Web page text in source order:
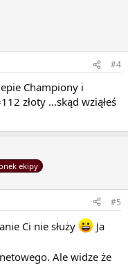
#4
Championy i
złoty ...skąd wziąłeś
ekipy
#5
Ci nie służy
Ja
Ale widze że